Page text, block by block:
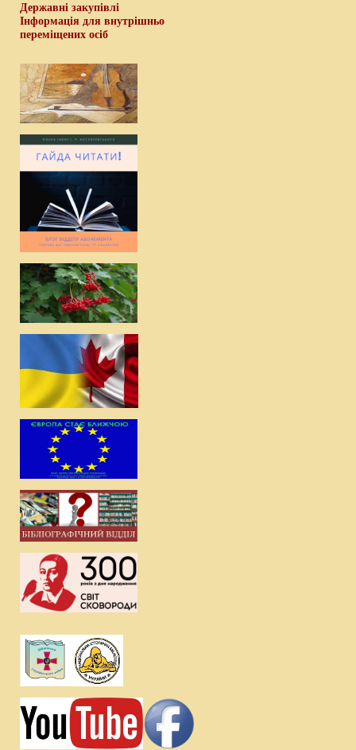
Державні закупівлі
Інформація для внутрішньо
переміщених осіб